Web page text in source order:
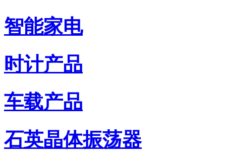
智能家电
时计产品
车载产品
石英晶体振荡器